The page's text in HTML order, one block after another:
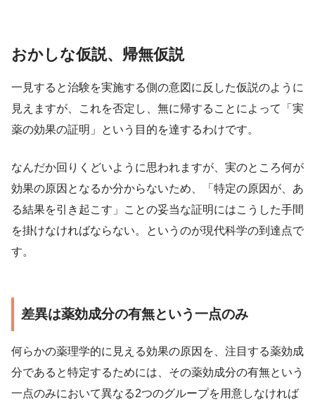
おかしな仮説、帰無仮説
一見すると治験を実施する側の意図に反した仮説のように
見えますが、これを否定し、無に帰することによって「実
薬の効果の証明」という目的を達するわけです。
なんだか回りくどいように思われますが、実のところ何が
効果の原因となるか分からないため、「特定の原因が、あ
る結果を引き起こす」ことの妥当な証明にはこうした手間
を掛けなければならない。というのが現代科学の到達点で
す。
差異は薬効成分の有無という一点のみ
何らかの薬理学的に見える効果の原因を、注目する薬効成
分であると特定するためには、その薬効成分の有無という
一点のみにおいて異なる2つのグループを用意しなければ